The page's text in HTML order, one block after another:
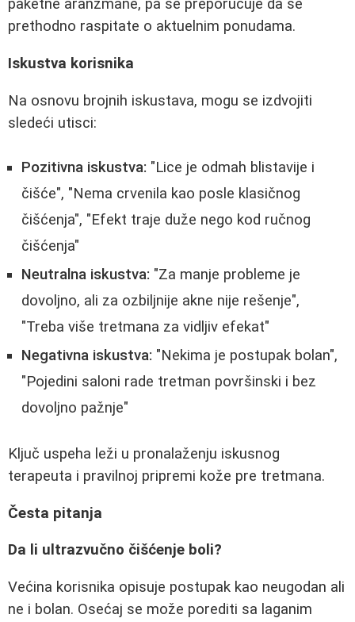
paketne aranžmane, pa se preporučuje da se
prethodno raspitate o aktuelnim ponudama.
Iskustva korisnika
Na osnovu brojnih iskustava, mogu se izdvojiti
sledeći utisci:
Pozitivna iskustva: "Lice je odmah blistavije i
čišće", "Nema crvenila kao posle klasičnog
čišćenja", "Efekt traje duže nego kod ručnog
čišćenja"
Neutralna iskustva: "Za manje probleme je
dovoljno, ali za ozbiljnije akne nije rešenje",
"Treba više tretmana za vidljiv efekat"
Negativna iskustva: "Nekima je postupak bolan",
"Pojedini saloni rade tretman površinski i bez
dovoljno pažnje"
Ključ uspeha leži u pronalaženju iskusnog
terapeuta i pravilnoj pripremi kože pre tretmana.
Česta pitanja
Da li ultrazvučno čišćenje boli?
Većina korisnika opisuje postupak kao neugodan ali
ne i bolan. Osećaj se može porediti sa laganim